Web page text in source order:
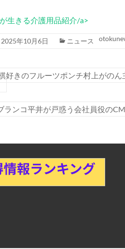
生きる介護用品紹介/a>
2025年10月6日 ニュース
好きのフルーツポンチ村上がの
ランコ平井が戸惑う会社員役の